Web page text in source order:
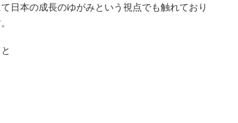
日本の成長のゆがみという視点でも触れており